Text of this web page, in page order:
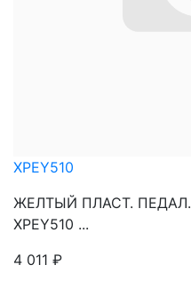
XPEY510
ЖЕЛТЫЙ ПЛАСТ.
XPEY510 ...
4 011 ₽